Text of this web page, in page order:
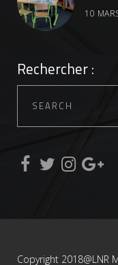
10
Rechercher :
Copyright 2018@LNR